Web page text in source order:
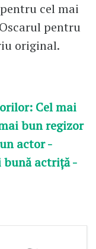
cel mai
pentru
original.
Cel mai
bun regizor
actor -
bună actriță -